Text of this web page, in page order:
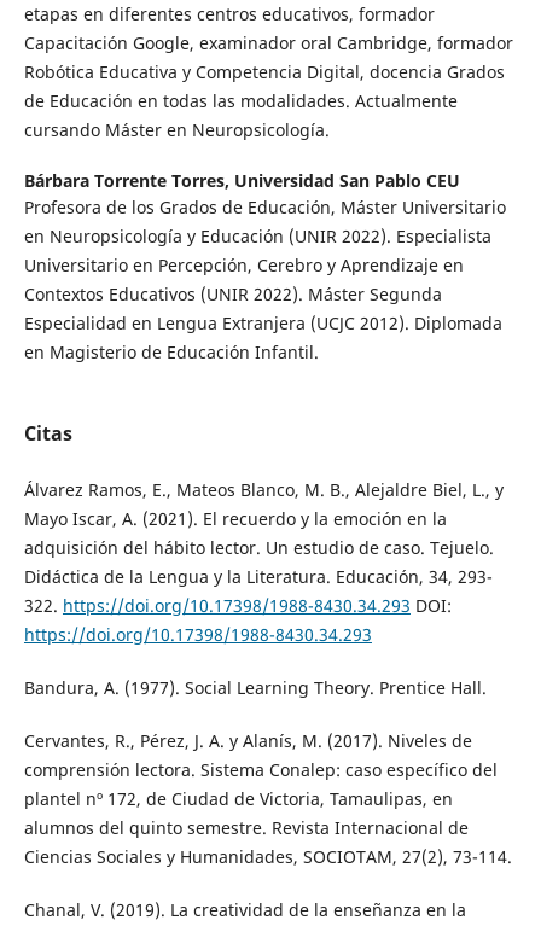
etapas en diferentes centros educativos, formador
Capacitación Google, examinador oral Cambridge, formador
Robótica Educativa y Competencia Digital, docencia Grados
de Educación en todas las modalidades. Actualmente
cursando Máster en Neuropsicología.
Bárbara Torrente Torres, Universidad San Pablo CEU
Profesora de los Grados de Educación, Máster Universitario
en Neuropsicología y Educación (UNIR 2022). Especialista
Universitario en Percepción, Cerebro y Aprendizaje en
Contextos Educativos (UNIR 2022). Máster Segunda
Especialidad en Lengua Extranjera (UCJC 2012). Diplomada
en Magisterio de Educación Infantil.
Citas
Álvarez Ramos, E., Mateos Blanco, M. B., Alejaldre Biel, L., y
Mayo Iscar, A. (2021). El recuerdo y la emoción en la
adquisición del hábito lector. Un estudio de caso. Tejuelo.
Didáctica de la Lengua y la Literatura. Educación, 34, 293-
322. https://doi.org/10.17398/1988-8430.34.293 DOI:
https://doi.org/10.17398/1988-8430.34.293
Bandura, A. (1977). Social Learning Theory. Prentice Hall.
Cervantes, R., Pérez, J. A. y Alanís, M. (2017). Niveles de
comprensión lectora. Sistema Conalep: caso específico del
plantel nº 172, de Ciudad de Victoria, Tamaulipas, en
alumnos del quinto semestre. Revista Internacional de
Ciencias Sociales y Humanidades, SOCIOTAM, 27(2), 73-114.
Chanal, V. (2019). La creatividad de la enseñanza en la